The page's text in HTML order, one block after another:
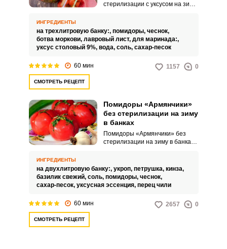
стерилизации с уксусом на зиму
полюбят данный способ
консервации.
ИНГРЕДИЕНТЫ
на трехлитровую банку:, помидоры, чеснок,
ботва моркови, лавровый лист, для маринада:,
уксус столовый 9%, вода, соль, сахар-песок
60 мин 1157 0
СМОТРЕТЬ РЕЦЕПТ
Помидоры «Армянчики»
без стерилизации на зиму
в банках
Помидоры «Армянчики» без
стерилизации на зиму в банках
не только своим внешним видом,
но и запоминающимся вкусом.
Приготовить «Армянчики»
ИНГРЕДИЕНТЫ
на двухлитровую банку:, укроп, петрушка, кинза,
базилик свежий, соль, помидоры, чеснок,
сахар-песок, уксусная эссенция, перец чили
60 мин 2657 0
СМОТРЕТЬ РЕЦЕПТ